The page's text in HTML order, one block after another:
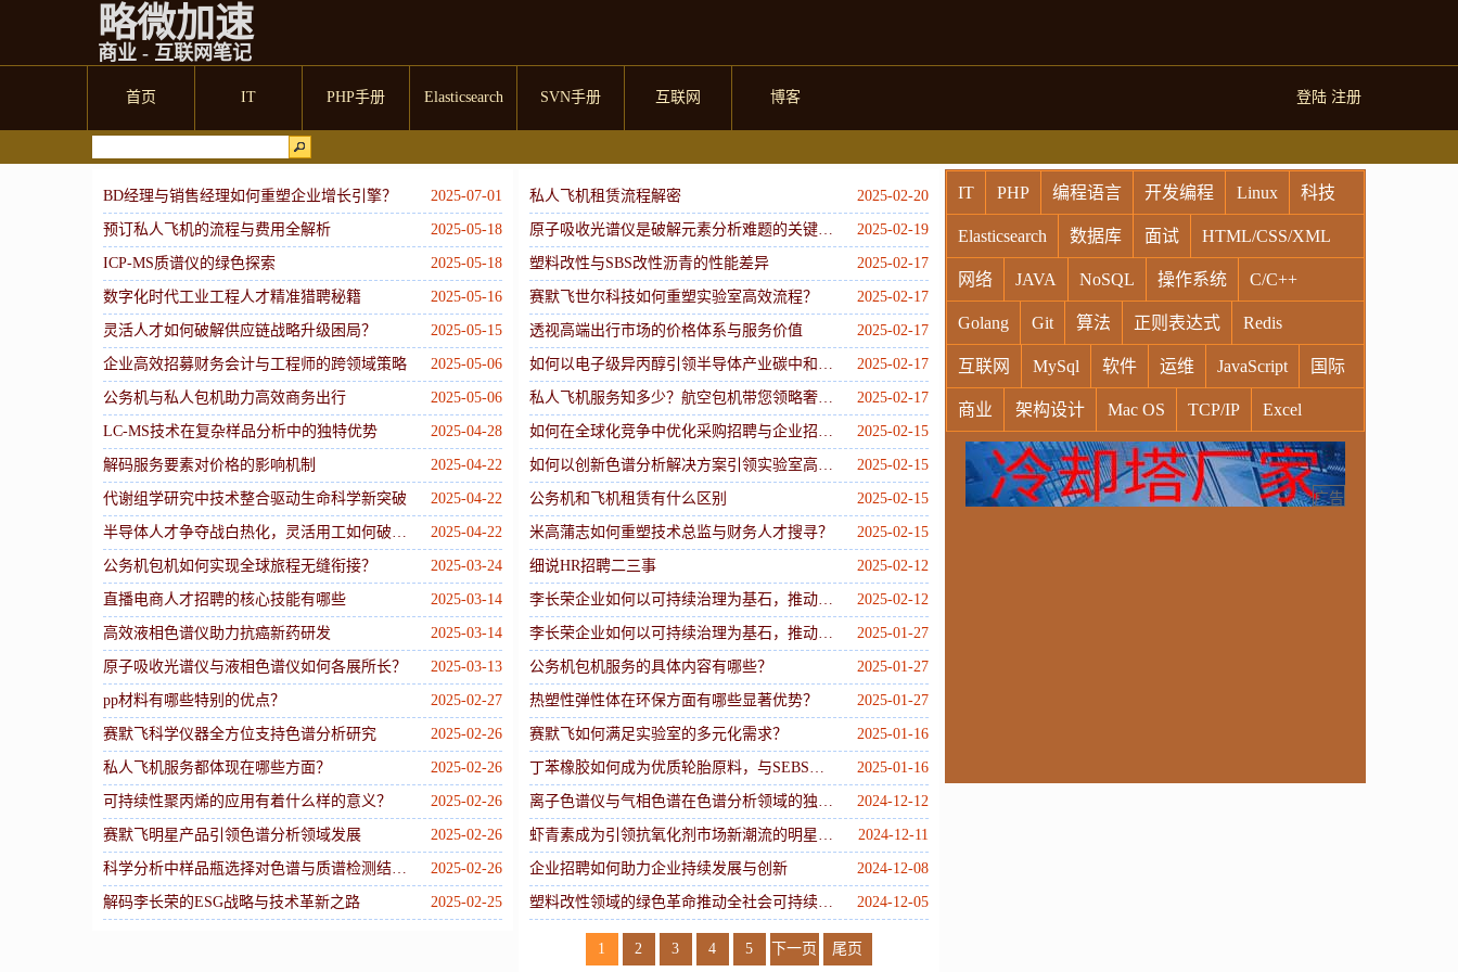
略微加速
商业 - 互联网笔记
首页 IT PHP手册 Elasticsearch SVN手册 互联网 博客 登陆 注册
2025-07-01
BD经理与销售经理如何重塑企业增长引擎？
2025-05-18
预订私人飞机的流程与费用全解析
2025-05-18
ICP-MS质谱仪的绿色探索
2025-05-16
数字化时代工业工程人才精准猎聘秘籍
2025-05-15
灵活人才如何破解供应链战略升级困局？
2025-05-06
企业高效招募财务会计与工程师的跨领域策略
2025-05-06
公务机与私人包机助力高效商务出行
2025-04-28
LC-MS技术在复杂样品分析中的独特优势
2025-04-22
解码服务要素对价格的影响机制
2025-04-22
代谢组学研究中技术整合驱动生命科学新突破
2025-04-22
半导体人才争夺战白热化，灵活用工如何破解“要人难”困局？
2025-03-24
公务机包机如何实现全球旅程无缝衔接？
2025-03-14
直播电商人才招聘的核心技能有哪些
2025-03-14
高效液相色谱仪助力抗癌新药研发
2025-03-13
原子吸收光谱仪与液相色谱仪如何各展所长？
2025-02-27
pp材料有哪些特别的优点？
2025-02-26
赛默飞科学仪器全方位支持色谱分析研究
2025-02-26
私人飞机服务都体现在哪些方面？
2025-02-26
可持续性聚丙烯的应用有着什么样的意义？
2025-02-26
赛默飞明星产品引领色谱分析领域发展
2025-02-26
科学分析中样品瓶选择对色谱与质谱检测结果的影响及 SureSTART 解决方案
2025-02-25
解码李长荣的ESG战略与技术革新之路
2025-02-20
私人飞机租赁流程解密
2025-02-19
原子吸收光谱仪是破解元素分析难题的关键工具
2025-02-17
塑料改性与SBS改性沥青的性能差异
2025-02-17
赛默飞世尔科技如何重塑实验室高效流程？
2025-02-17
透视高端出行市场的价格体系与服务价值
2025-02-17
如何以电子级异丙醇引领半导体产业碳中和之路？
2025-02-17
私人飞机服务知多少？航空包机带您领略奢华出行
2025-02-15
如何在全球化竞争中优化采购招聘与企业招聘策略？
2025-02-15
如何以创新色谱分析解决方案引领实验室高效运作？
2025-02-15
公务机和飞机租赁有什么区别
2025-02-15
米高蒲志如何重塑技术总监与财务人才搜寻？
2025-02-12
细说HR招聘二三事
2025-02-12
李长荣企业如何以可持续治理为基石，推动多元文化与循环经济并进？
2025-01-27
李长荣企业如何以可持续治理为基石，推动多元文化与循环经济并进？
2025-01-27
公务机包机服务的具体内容有哪些？
2025-01-27
热塑性弹性体在环保方面有哪些显著优势？
2025-01-16
赛默飞如何满足实验室的多元化需求？
2025-01-16
丁苯橡胶如何成为优质轮胎原料，与SEBS热塑性弹性体的对比探讨？
2024-12-12
离子色谱仪与气相色谱在色谱分析领域的独特贡献
2024-12-11
虾青素成为引领抗氧化剂市场新潮流的明星成分
2024-12-08
企业招聘如何助力企业持续发展与创新
2024-12-05
塑料改性领域的绿色革命推动全社会可持续发展
1 2 3 4 5 下一页 尾页
IT PHP 编程语言 开发编程 Linux 科技
Elasticsearch 数据库 面试 HTML/CSS/XML
网络 JAVA NoSQL 操作系统 C/C++
Golang Git 算法 正则表达式 Redis
互联网 MySql 软件 运维 JavaScript 国际
商业 架构设计 Mac OS TCP/IP Excel
Windows Oracle Socket VR Vim
MongoDB 运营 Python MemCache 硬件广告